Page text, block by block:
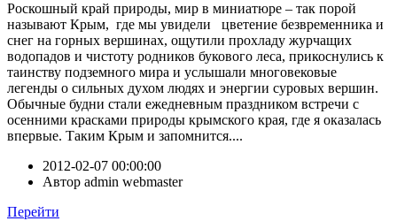
Роскошный край природы, мир в миниатюре – так порой
называют Крым, где мы увидели цветение безвременника и
снег на горных вершинах, ощутили прохладу журчащих
водопадов и чистоту родников букового леса, прикоснулись к
таинству подземного мира и услышали многовековые
легенды о сильных духом людях и энергии суровых вершин.
Обычные будни стали ежедневным праздником встречи с
осенними красками природы крымского края, где я оказалась
впервые. Таким Крым и запомнится....
2012-02-07 00:00:00
Автор admin webmaster
Перейти